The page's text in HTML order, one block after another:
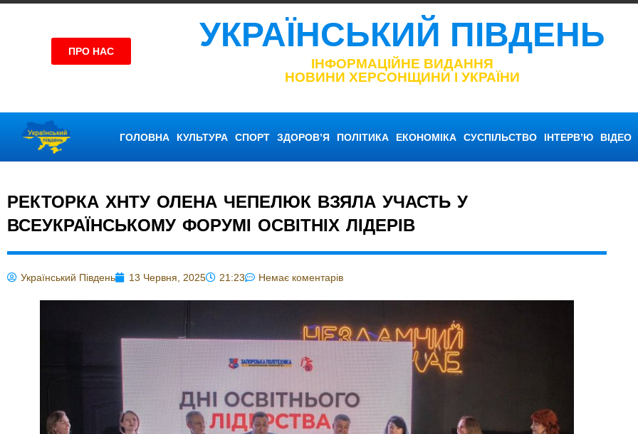
ПРО НАС УКРАЇНСЬКИЙ ПІВДЕНЬ
ІНФОРМАЦІЙНЕ ВИДАННЯ
НОВИНИ ХЕРСОНЩИНИ І УКРАЇНИ
ГОЛОВНА КУЛЬТУРА СПОРТ ЗДОРОВ’Я ПОЛІТИКА ЕКОНОМІКА СУСПІЛЬСТВО ІНТЕРВ’Ю ВІДЕО
РЕКТОРКА ХНТУ ОЛЕНА ЧЕПЕЛЮК ВЗЯЛА УЧАСТЬ У
ВСЕУКРАЇНСЬКОМУ ФОРУМІ ОСВІТНІХ ЛІДЕРІВ
Український Південь 13 Червня, 2025 21:23 Немає коментарів